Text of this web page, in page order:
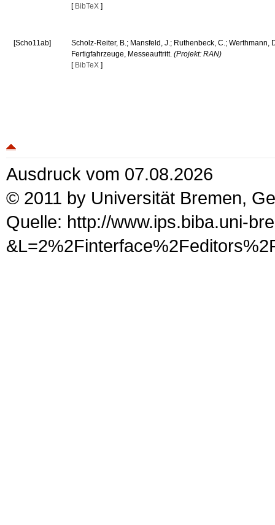
[ BibTeX ]
[Scho11ab]
Scholz-Reiter, B.; Mansfeld, J.; Ruthenbeck, C.;
Fertigfahrzeuge, Messeauftritt. (Projekt: RAN)
[ BibTeX ]
Ausdruck vom 07.08.2026
© 2011 by Universität Bremen,
Quelle: http://www.ips.biba.uni-